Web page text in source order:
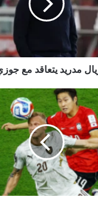
مدريد يتعاقد مع